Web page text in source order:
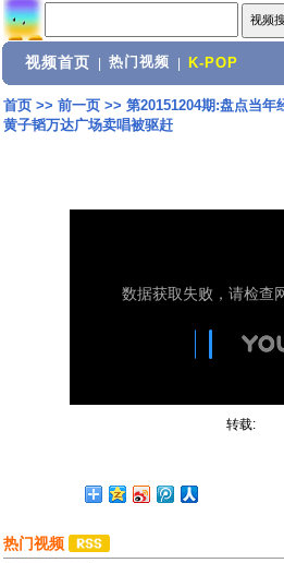
视频首页 热门视频 K-POP
首页>> 前一页>> 第20151204期:盘点当年
黄子韬万达广场卖唱被驱赶
转载:
热门视频